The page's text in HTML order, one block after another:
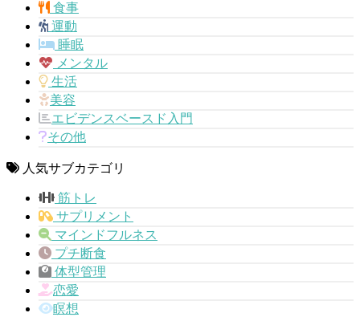
食事
運動
睡眠
メンタル
生活
美容
エビデンスベースド入門
その他
人気サブカテゴリ
筋トレ
サプリメント
マインドフルネス
プチ断食
体型管理
恋愛
瞑想